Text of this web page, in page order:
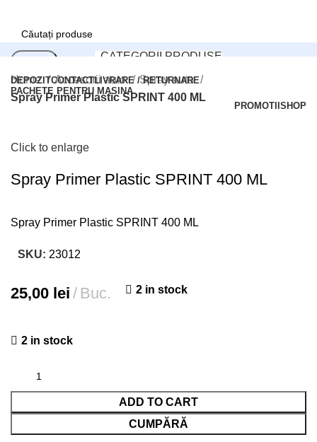
Office:
Tel: 0727.226.926
CATEGORII PRODUSE
DEPOZITCONTACTLIVRARE / RETURNARE
PACHETE PENTRU MASINA
PROMOTII SHOP
Home Accesorii auto
Spray auto
Spray Primer Plastic SPRINT 400 ML
Click to enlarge
Spray Primer Plastic SPRINT 400 ML
Spray Primer Plastic SPRINT 400 ML
SKU: 23012
25,00 lei Buc. 2 in stock
2 in stock
ADD TO CART
CUMPĂRĂ